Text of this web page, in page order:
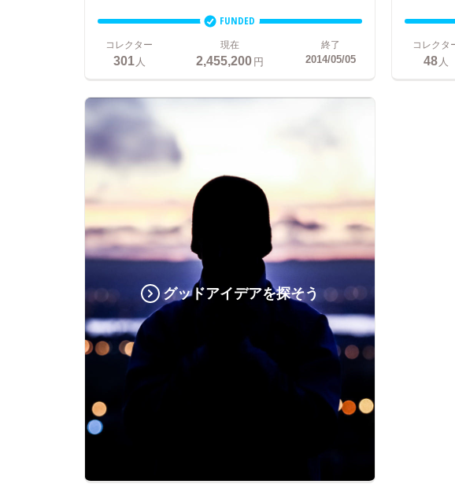
FUNDED
コレクター
301 人
現在
2,455,200円
終了
2014/05/05
コレクタ
48 人
グッドアイデアを探そう